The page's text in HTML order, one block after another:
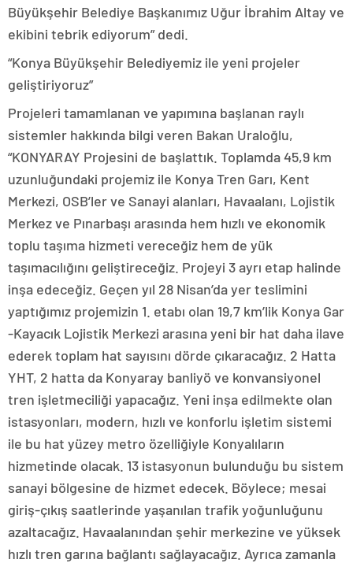
Büyükşehir Belediye Başkanımız Uğur İbrahim Altay ve
ekibini tebrik ediyorum” dedi.
“Konya Büyükşehir Belediyemiz ile yeni projeler
geliştiriyoruz”
Projeleri tamamlanan ve yapımına başlanan raylı
sistemler hakkında bilgi veren Bakan Uraloğlu,
“KONYARAY Projesini de başlattık. Toplamda 45,9 km
uzunluğundaki projemiz ile Konya Tren Garı, Kent
Merkezi, OSB’ler ve Sanayi alanları, Havaalanı, Lojistik
Merkez ve Pınarbaşı arasında hem hızlı ve ekonomik
toplu taşıma hizmeti vereceğiz hem de yük
taşımacılığını geliştireceğiz. Projeyi 3 ayrı etap halinde
inşa edeceğiz. Geçen yıl 28 Nisan’da yer teslimini
yaptığımız projemizin 1. etabı olan 19,7 km’lik Konya Gar
-Kayacık Lojistik Merkezi arasına yeni bir hat daha ilave
ederek toplam hat sayısını dörde çıkaracağız. 2 Hatta
YHT, 2 hatta da Konyaray banliyö ve konvansiyonel
tren işletmeciliği yapacağız. Yeni inşa edilmekte olan
istasyonları, modern, hızlı ve konforlu işletim sistemi
ile bu hat yüzey metro özelliğiyle Konyalıların
hizmetinde olacak. 13 istasyonun bulunduğu bu sistem
sanayi bölgesine de hizmet edecek. Böylece; mesai
giriş-çıkış saatlerinde yaşanılan trafik yoğunluğunu
azaltacağız. Havaalanından şehir merkezine ve yüksek
hızlı tren garına bağlantı sağlayacağız. Ayrıca zamanla